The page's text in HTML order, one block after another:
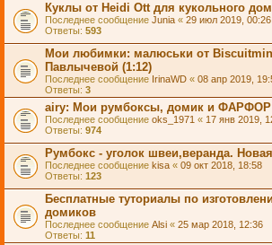
Куклы от Heidi Ott для кукольного
Последнее сообщение Junia « 29 июл 2019, 00:26
Ответы: 593
Мои любимки: малюськи от
Павлычевой (1:12)
Последнее сообщение IrinaWD « 08 апр 2019,
Ответы: 3
airy: Мои румбоксы, домик и ФАРФОР
Последнее сообщение oks_1971 « 17 янв 2019,
Ответы: 974
Румбокс - уголок швеи,веранда.
Последнее сообщение kisa « 09 окт 2018, 18:58
Ответы: 123
Бесплатные туториалы по
домиков
Последнее сообщение Alsi « 25 мар 2018, 12:36
Ответы: 11